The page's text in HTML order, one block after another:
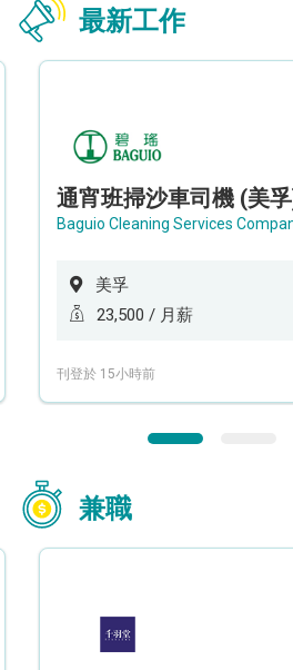
最新工作
通宵班掃沙車司機 (美
Baguio Cleaning Services
美孚
23,500 / 月薪
刊登於 15小時前
兼職